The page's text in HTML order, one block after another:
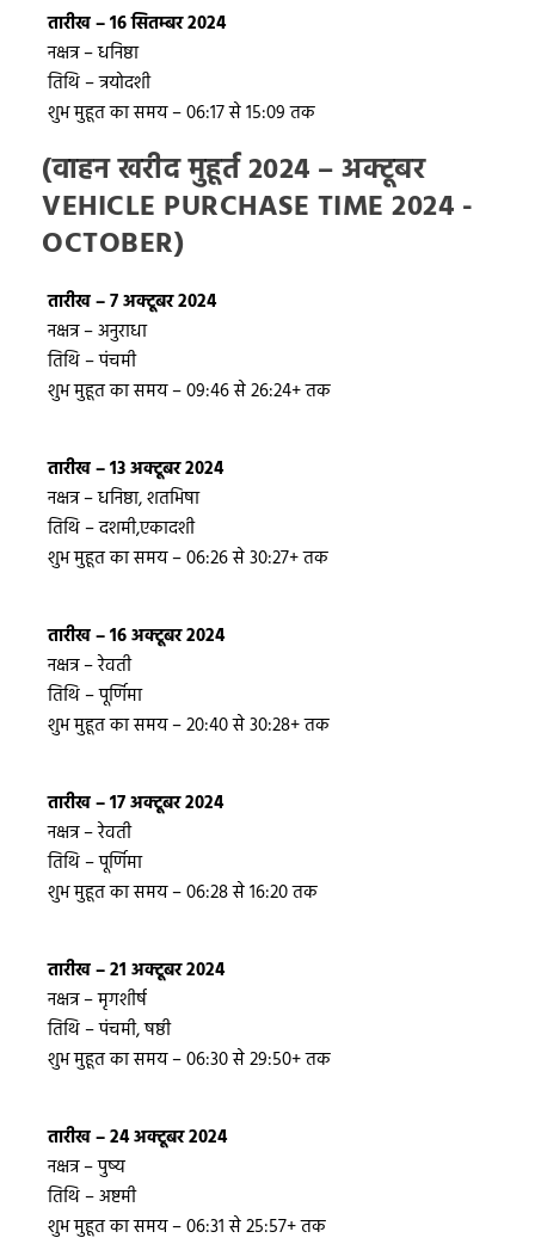
तारीख – 16 सितम्बर 2024
नक्षत्र – धनिष्ठा
तिथि – त्रयोदशी
शुभ मुहूत का समय – 06:17 से 15:09 तक
(वाहन खरीद मुहूर्त 2024 – अक्टूबर
VEHICLE PURCHASE TIME 2024 -
OCTOBER)
तारीख – 7 अक्टूबर 2024
नक्षत्र – अनुराधा
तिथि – पंचमी
शुभ मुहूत का समय – 09:46 से 26:24+ तक
तारीख – 13 अक्टूबर 2024
नक्षत्र – धनिष्ठा, शतभिषा
तिथि – दशमी,एकादशी
शुभ मुहूत का समय – 06:26 से 30:27+ तक
तारीख – 16 अक्टूबर 2024
नक्षत्र – रेवती
तिथि – पूर्णिमा
शुभ मुहूत का समय – 20:40 से 30:28+ तक
तारीख – 17 अक्टूबर 2024
नक्षत्र – रेवती
तिथि – पूर्णिमा
शुभ मुहूत का समय – 06:28 से 16:20 तक
तारीख – 21 अक्टूबर 2024
नक्षत्र – मृगशीर्ष
तिथि – पंचमी, षष्ठी
शुभ मुहूत का समय – 06:30 से 29:50+ तक
तारीख – 24 अक्टूबर 2024
नक्षत्र – पुष्य
तिथि – अष्टमी
शुभ मुहूत का समय – 06:31 से 25:57+ तक